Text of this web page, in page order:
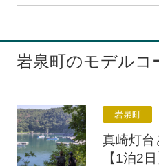
岩泉町のモデルコ
岩泉町
真崎灯台
【1泊2日